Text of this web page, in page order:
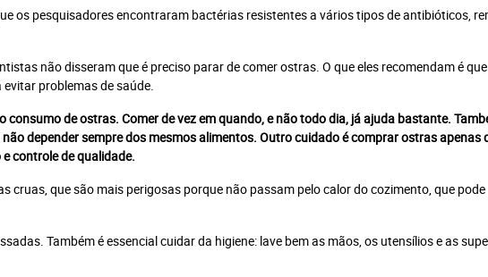
os pesquisadores encontraram bactérias resistentes a vários tipos de antibióticos,
não disseram que é preciso parar de comer ostras. O que eles recomendam é
problemas de saúde.
consumo de ostras. Comer de vez em quando, e não todo dia, já ajuda bastante.
depender sempre dos mesmos alimentos. Outro cuidado é comprar ostras apenas
controle de qualidade.
cruas, que são mais perigosas porque não passam pelo calor do cozimento, que
Também é essencial cuidar da higiene: lave bem as mãos, os utensílios e as